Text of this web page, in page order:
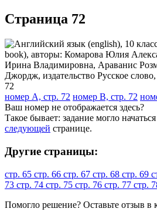
Cтраница 72
номер A, стр. 72 номер B, стр. 72
Ваш номер не отображается здесь?
Такое бывает: задание могло
следующей странице.
Другие страницы:
стр. 65 стр. 66 стр. 67 стр. 68 стр. 69
73 стр. 74 стр. 75 стр. 76 стр. 77 стр.
Помогло решение? Оставьте отзыв в